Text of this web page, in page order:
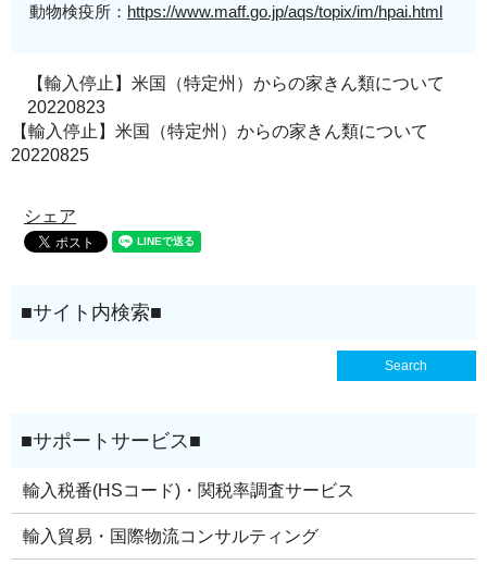
動物検疫所： https://www.maff.go.jp/aqs/topix/im/hpai.html
【輸入停止】米国（特定州）からの家きん類について
20220823
【輸入停止】米国（特定州）からの家きん類について
20220825
シェア
輸入税番(HSコード)・関税率調査サービス
輸入貿易・国際物流コンサルティング